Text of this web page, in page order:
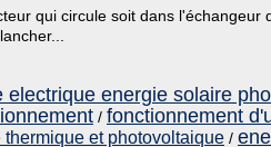
qui circule soit dans l'échangeur
electrique energie solaire
/ fonctionnement
et photovoltaique /